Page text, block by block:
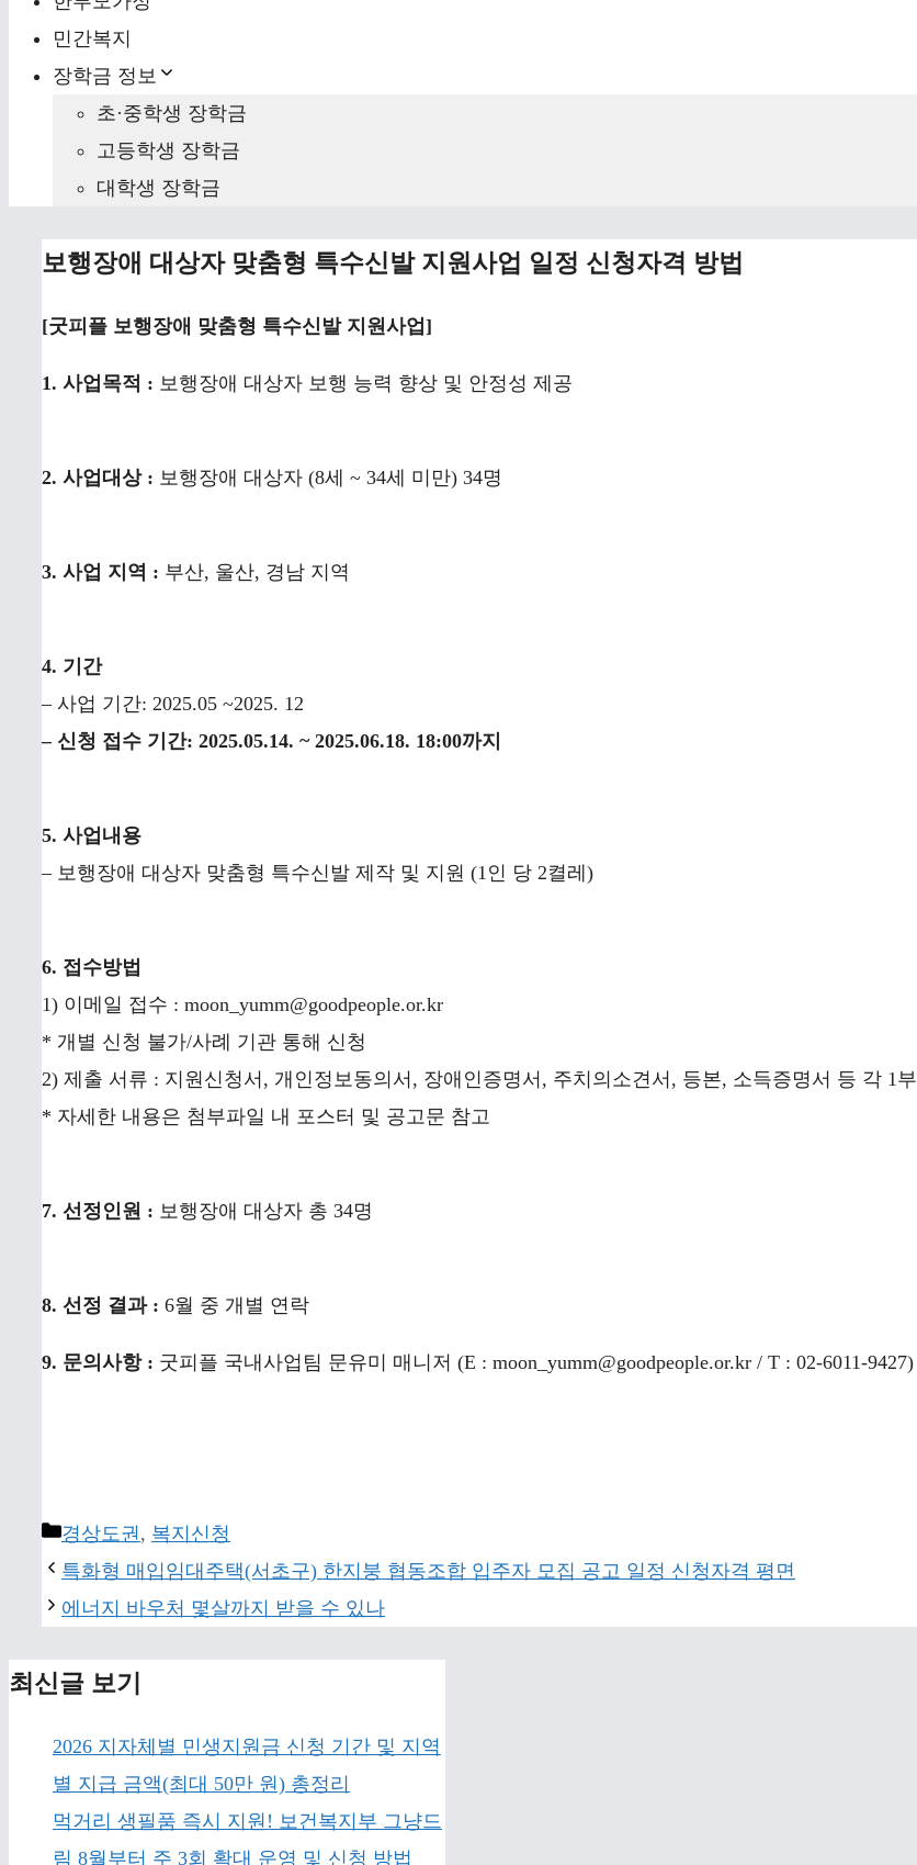
민간복지
장학금 정보
초·중학생 장학금
고등학생 장학금
대학생 장학금
보행장애 대상자 맞춤형 특수신발 지원사업 일정 신청자격 방법
[굿피플 보행장애 맞춤형 특수신발 지원사업]
1. 사업목적 : 보행장애 대상자 보행 능력 향상 및 안정성 제공
2. 사업대상 : 보행장애 대상자 (8세 ~ 34세 미만) 34명
3. 사업 지역 : 부산, 울산, 경남 지역
4. 기간
– 사업 기간: 2025.05 ~2025. 12
– 신청 접수 기간: 2025.05.14. ~ 2025.06.18. 18:00까지
5. 사업내용
– 보행장애 대상자 맞춤형 특수신발 제작 및 지원 (1인 당 2켤레)
6. 접수방법
1) 이메일 접수 : moon_yumm@goodpeople.or.kr
* 개별 신청 불가/사례 기관 통해 신청
2) 제출 서류 : 지원신청서, 개인정보동의서, 장애인증명서, 주치의소견서, 등본, 소득증명서 등 각 1부
* 자세한 내용은 첨부파일 내 포스터 및 공고문 참고
7. 선정인원 : 보행장애 대상자 총 34명
8. 선정 결과 : 6월 중 개별 연락
9. 문의사항 : 굿피플 국내사업팀 문유미 매니저 (E : moon_yumm@goodpeople.or.kr / T : 02-6011-9427)
Categories
경상도권 , 복지신청
특화형 매입임대주택(서초구) 한지붕 협동조합 입주자 모집 공고 일정 신청자격 평면
에너지 바우처 몇살까지 받을 수 있나
최신글 보기
2026 지자체별 민생지원금 신청 기간 및 지역
별 지급 금액(최대 50만 원) 총정리
먹거리 생필품 즉시 지원! 보건복지부 그냥드
림 8월부터 주 3회 확대 운영 및 신청 방법